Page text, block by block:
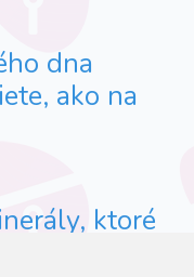
dna
ako na
ktoré
ocení